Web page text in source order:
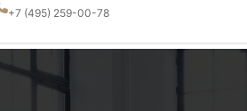
+7 (495) 259-00-78